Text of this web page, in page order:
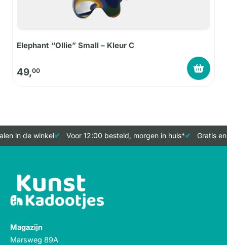
Elephant “Ollie” Small – Kleur C
49,00
in de winkel Voor 12:00 besteld, morgen in huis* Gratis
Magazijn
Marsweg 89A